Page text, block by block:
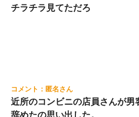
チラチラ見てただろ
匿名
近所のコンビニの店員さんが男
辞めたの思い出した。